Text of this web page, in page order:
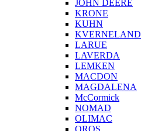
JOHN DEERE
KRONE
KUHN
KVERNELAND
LARUE
LAVERDA
LEMKEN
MACDON
MAGDALENA
McCormick
NOMAD
OLIMAC
OROS